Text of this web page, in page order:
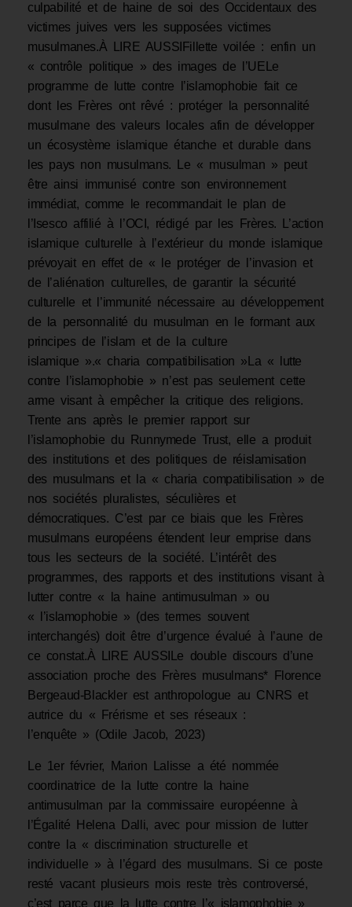
culpabilité et de haine de soi des Occidentaux des
victimes juives vers les supposées victimes
musulmanes.À LIRE AUSSIFillette voilée : enfin un
« contrôle politique » des images de l’UELe
programme de lutte contre l’islamophobie fait ce
dont les Frères ont rêvé : protéger la personnalité
musulmane des valeurs locales afin de développer
un écosystème islamique étanche et durable dans
les pays non musulmans. Le « musulman » peut
être ainsi immunisé contre son environnement
immédiat, comme le recommandait le plan de
l’Isesco affilié à l’OCI, rédigé par les Frères. L’action
islamique culturelle à l’extérieur du monde islamique
prévoyait en effet de « le protéger de l’invasion et
de l’aliénation culturelles, de garantir la sécurité
culturelle et l’immunité nécessaire au développement
de la personnalité du musulman en le formant aux
principes de l’islam et de la culture
islamique ».« charia compatibilisation »La « lutte
contre l’islamophobie » n’est pas seulement cette
arme visant à empêcher la critique des religions.
Trente ans après le premier rapport sur
l’islamophobie du Runnymede Trust, elle a produit
des institutions et des politiques de réislamisation
des musulmans et la « charia compatibilisation » de
nos sociétés pluralistes, séculières et
démocratiques. C’est par ce biais que les Frères
musulmans européens étendent leur emprise dans
tous les secteurs de la société. L’intérêt des
programmes, des rapports et des institutions visant à
lutter contre « la haine antimusulman » ou
« l’islamophobie » (des termes souvent
interchangés) doit être d’urgence évalué à l’aune de
ce constat.À LIRE AUSSILe double discours d’une
association proche des Frères musulmans* Florence
Bergeaud-Blackler est anthropologue au CNRS et
autrice du « Frérisme et ses réseaux :
l’enquête » (Odile Jacob, 2023)
e 1er février, Marion Lalisse a été nommée
coordinatrice de la lutte contre la haine
antimusulman par la commissaire européenne à
l’Égalité Helena Dalli, avec pour mission de lutter
contre la « discrimination structurelle et
individuelle » à l’égard des musulmans. Si ce poste
resté vacant plusieurs mois reste très controversé,
c’est parce que la lutte contre l’« islamophobie »